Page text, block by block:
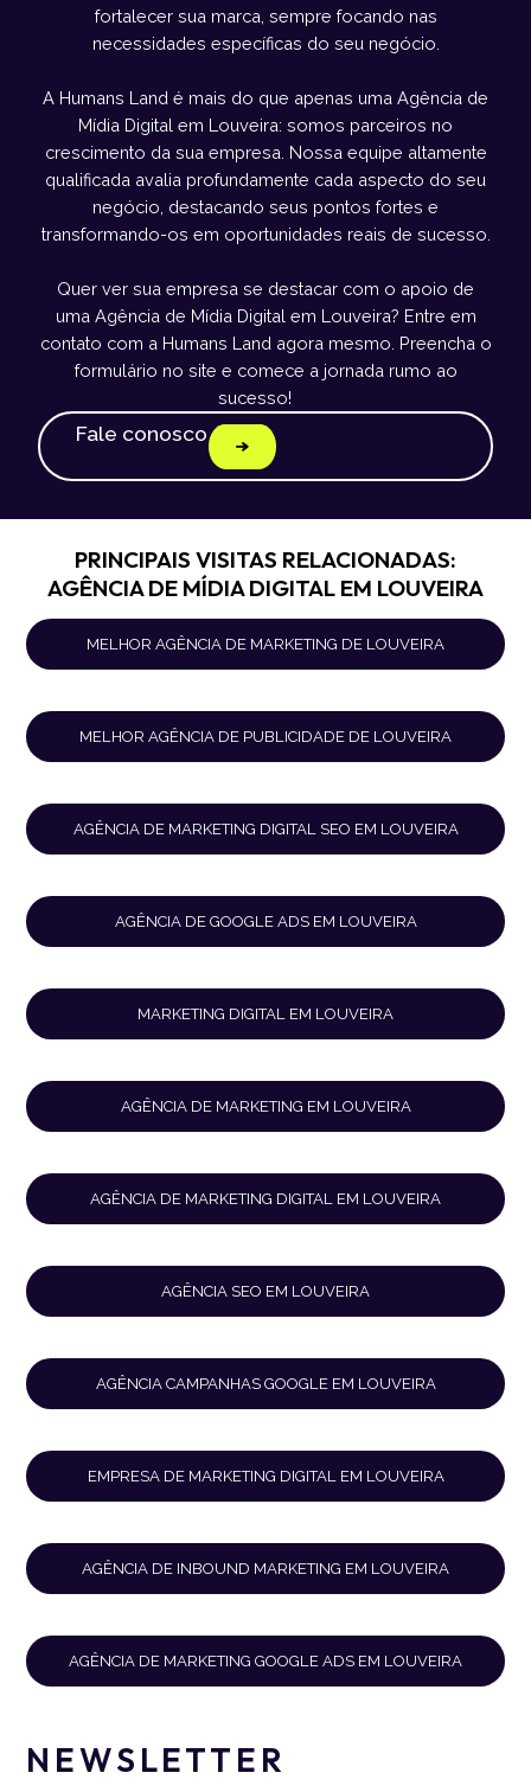
fortalecer sua marca, sempre focando nas
necessidades específicas do seu negócio.
A Humans Land é mais do que apenas uma Agência de
Mídia Digital em Louveira: somos parceiros no
crescimento da sua empresa. Nossa equipe altamente
qualificada avalia profundamente cada aspecto do seu
negócio, destacando seus pontos fortes e
transformando-os em oportunidades reais de sucesso.
Quer ver sua empresa se destacar com o apoio de
uma Agência de Mídia Digital em Louveira? Entre em
contato com a Humans Land agora mesmo. Preencha o
formulário no site e comece a jornada rumo ao
sucesso!
Fale conosco
PRINCIPAIS VISITAS RELACIONADAS:
AGÊNCIA DE MÍDIA DIGITAL EM LOUVEIRA
MELHOR AGÊNCIA DE MARKETING DE LOUVEIRA
MELHOR AGÊNCIA DE PUBLICIDADE DE LOUVEIRA
AGÊNCIA DE MARKETING DIGITAL SEO EM LOUVEIRA
AGÊNCIA DE GOOGLE ADS EM LOUVEIRA
MARKETING DIGITAL EM LOUVEIRA
AGÊNCIA DE MARKETING EM LOUVEIRA
AGÊNCIA DE MARKETING DIGITAL EM LOUVEIRA
AGÊNCIA SEO EM LOUVEIRA
AGÊNCIA CAMPANHAS GOOGLE EM LOUVEIRA
EMPRESA DE MARKETING DIGITAL EM LOUVEIRA
AGÊNCIA DE INBOUND MARKETING EM LOUVEIRA
AGÊNCIA DE MARKETING GOOGLE ADS EM LOUVEIRA
NEWSLETTER
Prefere